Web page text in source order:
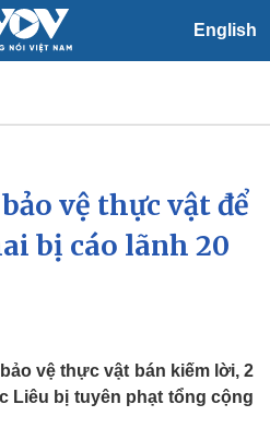
English
Xã hội
Tin 24h
Dự báo thời tiết
vệ thực vật để
bị cáo lãnh 20
vệ thực vật bán kiếm lời, 2
Liêu bị tuyên phạt tổng cộng